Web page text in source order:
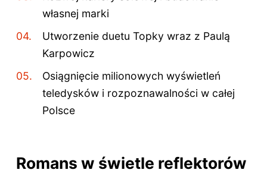
własnej marki
Utworzenie duetu Topky wraz z Paulą
Karpowicz
Osiągnięcie milionowych wyświetleń
teledysków i rozpoznawalności w całej
Polsce
Romans w świetle reflektorów